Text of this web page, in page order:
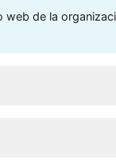
web de la